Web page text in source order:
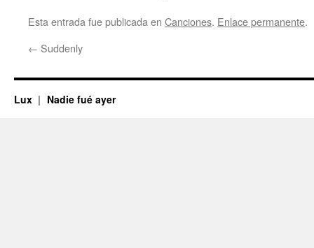
Esta entrada fue publicada en Canciones. Enlace permanente.
← Suddenly
Lux Nadie fué ayer